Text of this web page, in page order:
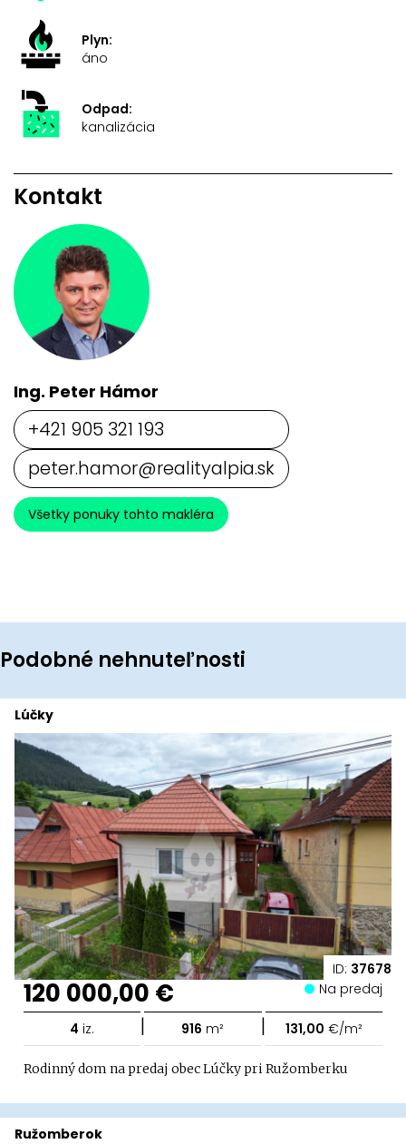
Plyn:
áno
Odpad:
kanalizácia
Kontakt
Ing. Peter Hámor
+421 905 321 193
peter.hamor@realityalpia.sk
Všetky ponuky tohto makléra
Podobné nehnuteľnosti
ID: 37678
Lúčky
120 000,00 € Na predaj
4 iz. | 916 m² | 131,00 €/m²
Rodinný dom na predaj obec Lúčky pri Ružomberku
Ružomberok